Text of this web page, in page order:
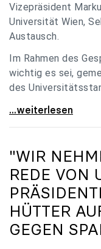
Vizepräsident
Universität Wien,
Austausch.
Im Rahmen des
wichtig es sei,
des
Holzleitner
...weiterlesen
"WIR
REDE VON
HÜTTER
EGEN